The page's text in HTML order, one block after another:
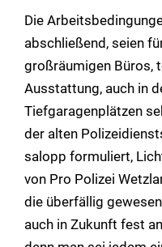
Die
abschließend, seien
großräumigen Büros,
Ausstattung, auch in
Tiefgaragenplätzen
der alten
salopp formuliert,
von Pro Polizei
die überfällig
auch in Zukunft fest